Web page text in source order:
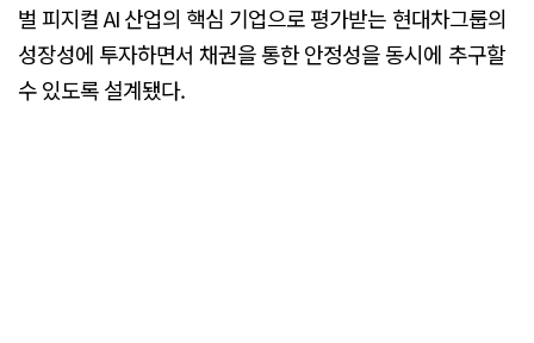
벌 피지컬 AI 산업의 핵심 기업으로 평가받는 현대차그룹의
성장성에 투자하면서 채권을 통한 안정성을 동시에 추구할
수 있도록 설계됐다.